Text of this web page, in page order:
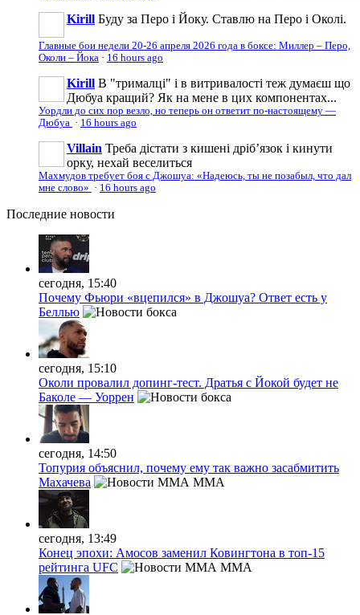
Kirill Буду за Перо і Йоку. Ставлю на Перо і Околі.
Главные бои недели 20-26 апреля 2026 года в боксе: Миллер – Перо,
Околи – Йока · 16 hours ago
Kirill В "трималці" і в витривалості теж думаєш що
Дюбуа кращий? Як на мене в цих компонентах...
Уордли до сих пор везло, но теперь он ответит по-настоящему —
Дюбуа · 16 hours ago
Villain Треба дістати з кишені дрібʼязок і кинути
орку, нехай веселиться
Махмудов требует боя с Джошуа: «Надеюсь, ты не позабыл, что дал
мне слово» · 16 hours ago
Последние новости
сегодня, 15:40
Почему Фьюри «вцепился» в Джошуа? Ответ есть у
Беллью
сегодня, 15:10
Околи провалил допинг-тест. Дратья с Йокой будет не
Баколе — Уоррен
сегодня, 14:50
Топурия объяснил, почему ему так важно засабмитить
Махачева
MMA
сегодня, 13:49
Конец эпохи: Амосов заменил Ковингтона в топ-15
рейтинга UFC
MMA